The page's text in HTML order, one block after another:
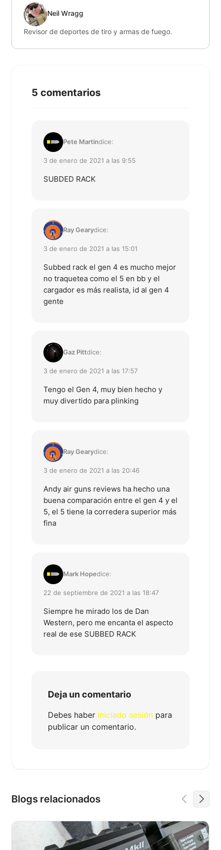
Neil Wragg
Revisor de deportes de tiro y armas de fuego.
5 comentarios
Pete Martindice:
3 de enero de 2021 a las 9:55
SUBDED RACK
Ray Gearydice:
3 de enero de 2021 a las 15:01
Subbed rack el gen 4 es mucho mejor
no traquetea como el 5 en bb y el
cargador es más realista, id al gen 4
gente
Gaz Pittdice:
3 de enero de 2021 a las 17:57
Tengo el Gen 4, muy bien hecho y
muy divertido para plinking
Ray Gearydice:
3 de enero de 2021 a las 20:46
Andy air guns reviews ha hecho una
buena comparación entre el gen 4 y el
5, el 5 tiene la corredera superior más
fina
Mark Hopedice:
22 de septiembre de 2021 a las 18:47
Siempre he mirado los de Dan
Western, pero me encanta el aspecto
real de ese SUBBED RACK
Deja un comentario
Debes haber iniciado sesión para
publicar un comentario.
Blogs relacionados